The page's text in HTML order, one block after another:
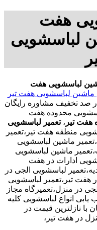
هفت
لباسشویی
لباسشویی هفت
ماشین لباسشویی هفت تیر
محمدی-در صد تخفیف مشاوره رایگان
محدوده هفت
هفت تیر ، تعمیر لباسشویی
منطقه هفت تیر،تعمیر
ماشین لباسشویی
ماشین لباسشویی
ادارات در هفت
لباسشویی الجی در
هفت تیر،تعمیر لباسشویی
در منزل،تعمیرگاه مجاز
انواع لباسشویی کلیه
با نازلترین قیمت در
در هفت تیر،